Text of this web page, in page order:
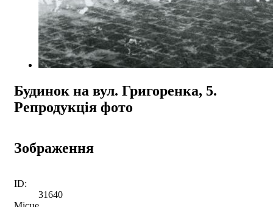
Будинок на вул. Григоренка, 5.
Репродукція фото
Зображення
ID:
31640